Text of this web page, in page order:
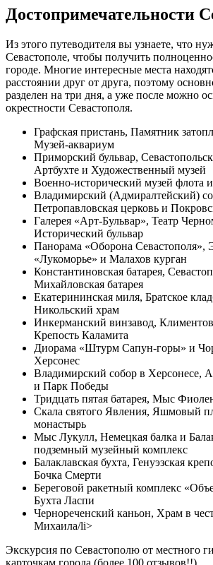
Достопримечательности
Из этого путеводителя вы узнаете, что
Севастополе, чтобы получить
городе. Многие интересные места
расстоянии друг от друга, поэтому
разделен на три дня, а уже после можно
окрестности Севастополя.
Графская пристань, Памятник
Музей-аквариум
Приморский бульвар,
Артбухте и Художественный музей
Военно-исторический музей флота
Владимирский (Адмиралтейский)
Петропавловская церковь и
Галерея «Арт-Бульвар», Театр
Исторический бульвар
Панорама «Оборона Севастополя»,
«Лукоморье» и Малахов курган
Константиновская батарея,
Михайловская батарея
Екатерининская миля, Братское
Никольский храм
Инкерманский винзавод,
Крепость Каламита
Диорама «Штурм Сапун-горы» и
Херсонес
Владимирский собор в Херсонесе,
и Парк Победы
Тридцать пятая батарея, Мыс
Скала святого Явления, Яшмовый
монастырь
Мыс Лукулл, Немецкая балка и
подземный музейный комплекс
Балаклавская бухта, Генуэзская
Бочка Смерти
Береговой ракетный комплекс
Бухта Ласпи
Чернореченский каньон, Храм в
Михаила/li>
Экскурсия по Севастополю от местного
карточкам города (более 100 отзывов!!)